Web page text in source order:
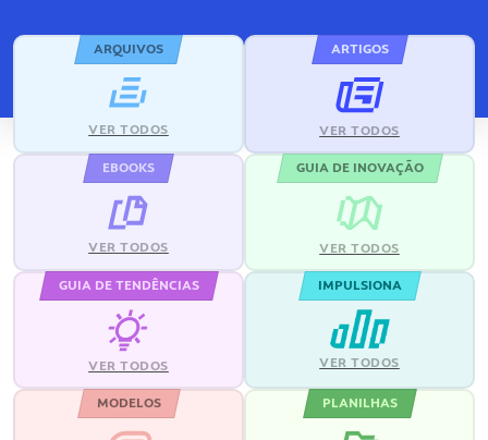
ARQUIVOS
VER TODOS
ARTIGOS
VER TODOS
EBOOKS
VER TODOS
GUIA DE INOVAÇÃO
VER TODOS
GUIA DE TENDÊNCIAS
VER TODOS
IMPULSIONA
VER TODOS
MODELOS PLANILHAS